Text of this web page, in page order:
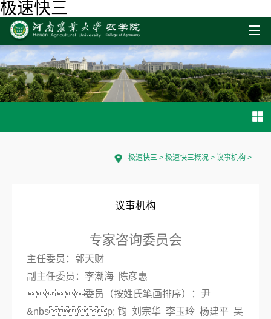
极速快三
极速快三 > 极速快三概况 > 议事机构 >
议事机构
专家咨询委员会
主任委员：郭天财
副主任委员：李潮海 陈彦惠
委员（按姓氏笔画排序）：尹
&nbsp; 钧 刘宗华 李玉玲 杨建平 吴